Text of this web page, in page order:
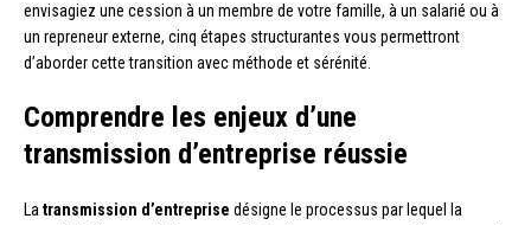
envisagiez une cession à un membre de votre famille, à un salarié ou à
un repreneur externe, cinq étapes structurantes vous permettront
d’aborder cette transition avec méthode et sérénité.
Comprendre les enjeux d’une
transmission d’entreprise réussie
Latransmission d’entreprise désigne le processus par lequel la